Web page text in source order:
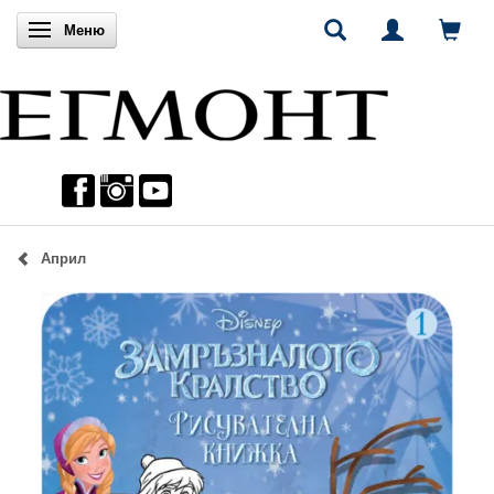
Включи навигацията
Меню
Април